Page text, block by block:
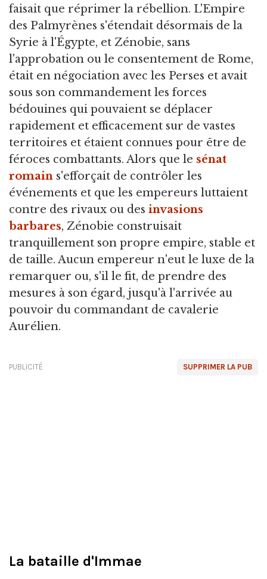
faisait que réprimer la rébellion. L'Empire
des Palmyrènes s'étendait désormais de la
Syrie à l'Égypte, et Zénobie, sans
l'approbation ou le consentement de Rome,
était en négociation avec les Perses et avait
sous son commandement les forces
bédouines qui pouvaient se déplacer
rapidement et efficacement sur de vastes
territoires et étaient connues pour être de
féroces combattants. Alors que le sénat
romain s'efforçait de contrôler les
événements et que les empereurs luttaient
contre des rivaux ou des invasions
barbares, Zénobie construisait
tranquillement son propre empire, stable et
de taille. Aucun empereur n'eut le luxe de la
remarquer ou, s'il le fit, de prendre des
mesures à son égard, jusqu'à l'arrivée au
pouvoir du commandant de cavalerie
Aurélien.
SUPPRIMER LA PUB
PUBLICITÉ
La bataille d'Immae